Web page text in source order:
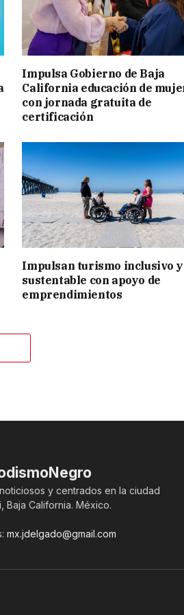
Impulsa Gobierno de Baja
California educación de
con jornada gratuita de
certificación
Impulsan turismo inclusivo y
sustentable con apoyo de
emprendimientos
y centrados en la ciudad
Baja California. México.
mx.jdelgado@gmail.com